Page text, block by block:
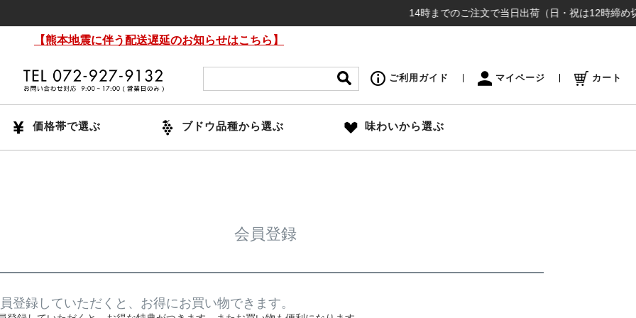
14時までのご注文で当日出荷（日・祝は12時締め切
【熊本地震に伴う配送遅延のお知らせはこちら】
ご利用ガイド マイページ カート
価格帯で選ぶ ブドウ品種から選ぶ 味わいから選ぶ
会員登録
登録していただくと、お得にお買い物できます。